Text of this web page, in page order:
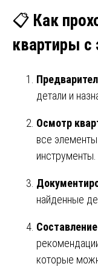
📋 Как
квартиры с
детали и
Осмотр
все
инструменты.
найденные
которые